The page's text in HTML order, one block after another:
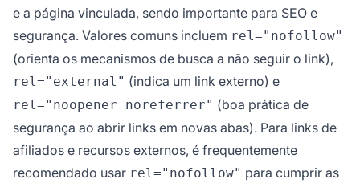
e a página vinculada, sendo importante para SEO e
segurança. Valores comuns incluem rel="nofollow"
(orienta os mecanismos de busca a não seguir o link),
rel="external" (indica um link externo) e
rel="noopener noreferrer" (boa prática de
segurança ao abrir links em novas abas). Para links de
afiliados e recursos externos, é frequentemente
recomendado usar rel="nofollow" para cumprir as